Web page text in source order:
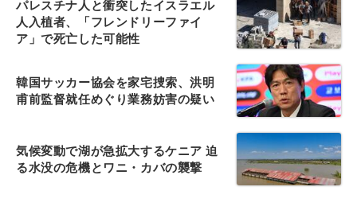
パレスチナ人と衝突したイスラエル
人入植者、「フレンドリーファイ
ア」で死亡した可能性
韓国サッカー協会を家宅捜索、洪明
甫前監督就任めぐり業務妨害の疑い
気候変動で湖が急拡大するケニア 迫
る水没の危機とワニ・カバの襲撃